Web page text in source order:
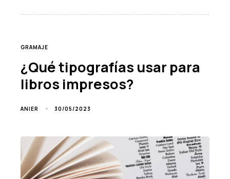
TAGS
GRAMAJE
¿Qué tipografías usar para
libros impresos?
ANIER 30/05/2023